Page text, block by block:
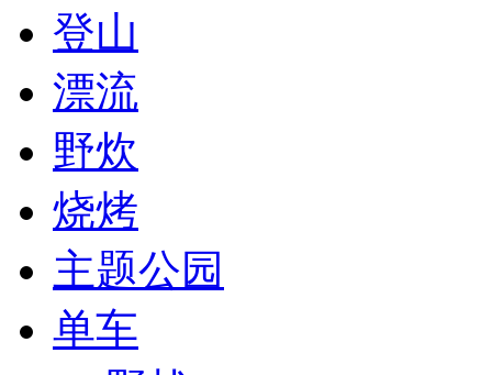
登山
漂流
野炊
烧烤
主题公园
单车